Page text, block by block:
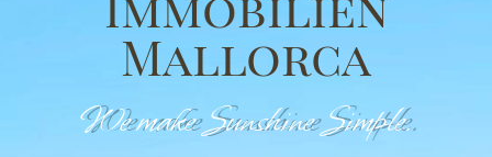
Mallorca
We make Sunshine Simple.